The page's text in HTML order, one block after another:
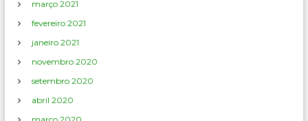
março 2021
fevereiro 2021
janeiro 2021
novembro 2020
setembro 2020
abril 2020